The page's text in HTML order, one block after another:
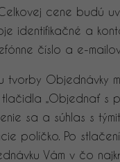
cene budú
identifikačné a
číslo a e-
tvorby Objednávky
„Objednať s
sa a súhlas s
políčko. Po
Vám v čo